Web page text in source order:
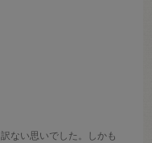
ない思いでした。しかも